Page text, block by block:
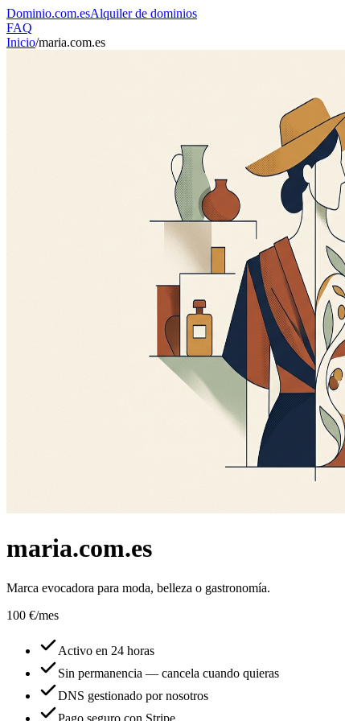
Dominio.com.esAlquiler de dominios
FAQ
Inicio/maria.com.es
maria.com.es
Marca evocadora para moda, belleza o gastronomía.
100 €/mes
Activo en 24 horas
Sin permanencia — cancela cuando quieras
DNS gestionado por nosotros
Pago seguro con Stripe